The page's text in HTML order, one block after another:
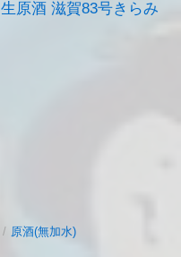
原酒 滋賀83号きらみ
/ 原酒(無加水)